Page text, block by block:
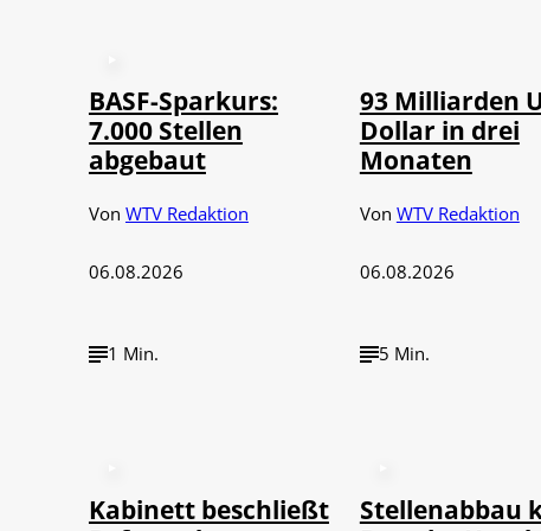
BASF-Sparkurs:
7.000 Stellen
abgebaut
Von WTV Redaktion
06.08.2026
1 Min.
93 Milliarden
Dollar in drei
Monaten
Von WTV Redaktion
06.08.2026
5 Min.
Kabinett beschließt
Stellenabbau